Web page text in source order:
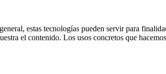
estas tecnologías pueden servir para
el contenido. Los usos concretos que